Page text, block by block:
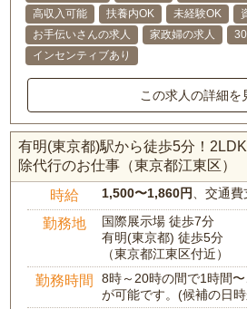
高収入可能
扶養内OK 未経験OK
お手伝いさんの求人
家政婦の求人
インセンティブあり
この求人の詳細を
有明(東京都)駅から徒歩5分！
除代行のお仕事（東京都江東区）
時給 1,500〜1,860円 、交通
勤務地
国際展示場 徒歩7分
有明(東京都) 徒歩5分
（東京都江東区付近）
勤務時間
8時～20時の間で1時間
が可能です。(候補の日